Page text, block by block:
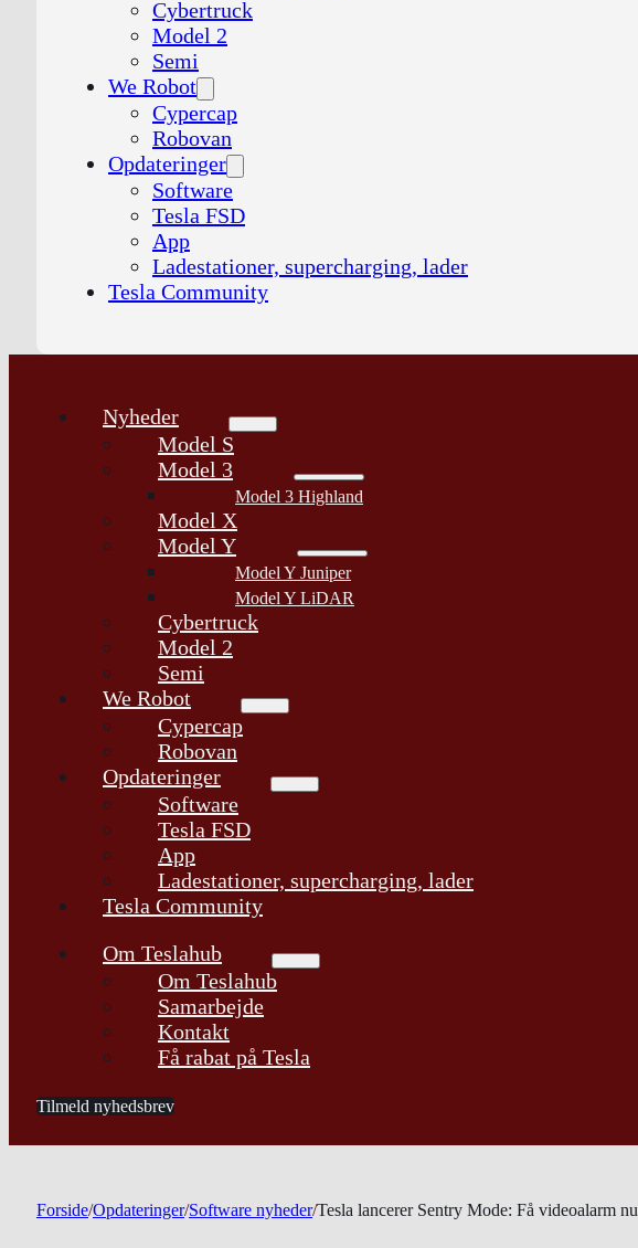
Cybertruck
Model 2
Semi
We Robot
Cypercap
Robovan
Opdateringer
Software
Tesla FSD
App
Ladestationer, supercharging, lader
Tesla Community
Nyheder
Model S
Model 3
Model 3 Highland
Model X
Model Y
Model Y Juniper
Model Y LiDAR
Cybertruck
Model 2
Semi
We Robot
Cypercap
Robovan
Opdateringer
Software
Tesla FSD
App
Ladestationer, supercharging, lader
Tesla Community
Om Teslahub
Om Teslahub
Samarbejde
Kontakt
Få rabat på Tesla
Tilmeld nyhedsbrev
Forside/Opdateringer/Software nyheder/Tesla lancerer Sentry Mode: Få videoalarm nu